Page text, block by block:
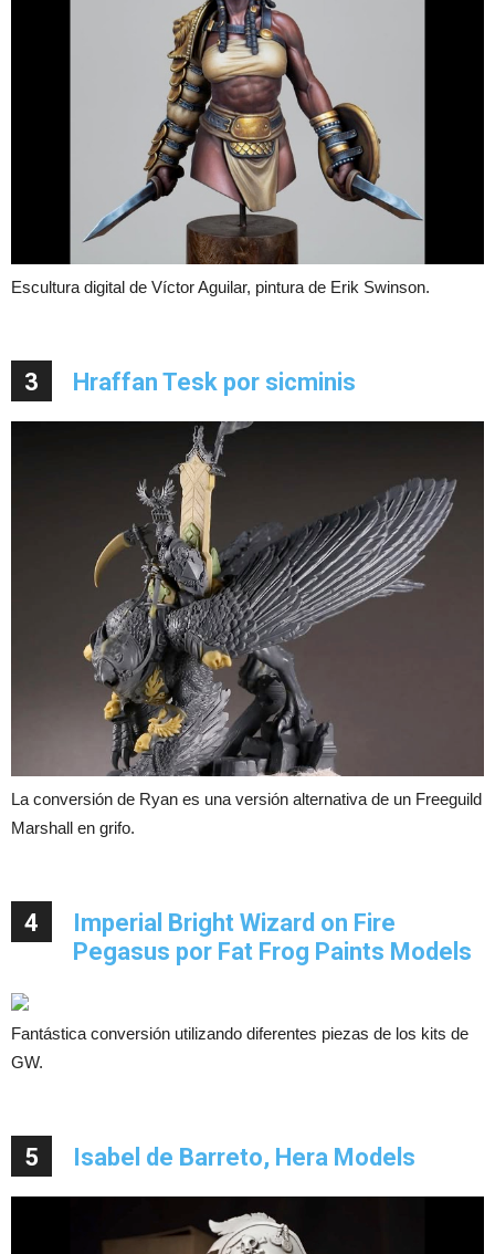
Escultura digital de Víctor Aguilar, pintura de Erik Swinson.
3 Hraffan Tesk por sicminis
La conversión de Ryan es una versión alternativa de un Freeguild
Marshall en grifo.
4
Imperial Bright Wizard on Fire
Pegasus por Fat Frog Paints Models
Fantástica conversión utilizando diferentes piezas de los kits de
GW.
5 Isabel de Barreto, Hera Models